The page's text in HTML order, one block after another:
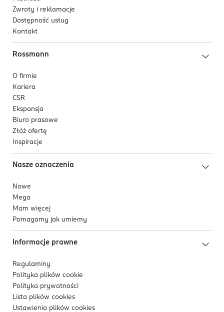
Zwroty i reklamacje
Dostępność usług
Kontakt
Rossmann
O firmie
Kariera
CSR
Ekspansja
Biuro prasowe
Złóż ofertę
Inspiracje
Nasze oznaczenia
Nowe
Mega
Mam więcej
Pomagamy jak umiemy
Informacje prawne
Regulaminy
Polityka plików cookie
Polityka prywatności
Lista plików cookies
Ustawienia plików cookies